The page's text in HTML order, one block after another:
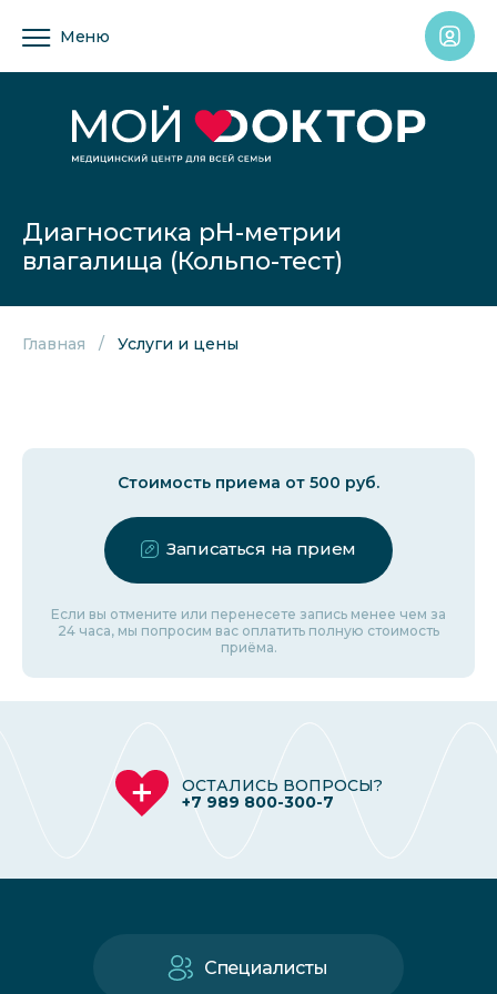
Меню
Диагностика рН-метрии
влагалища (Кольпо-тест)
Главная Услуги и цены
Стоимость приема от 500 руб.
Записаться на прием
Если вы отмените или перенесете запись менее чем за
24 часа, мы попросим вас оплатить полную стоимость
приёма.
ОСТАЛИСЬ ВОПРОСЫ?
+7 989 800-300-7
Специалисты